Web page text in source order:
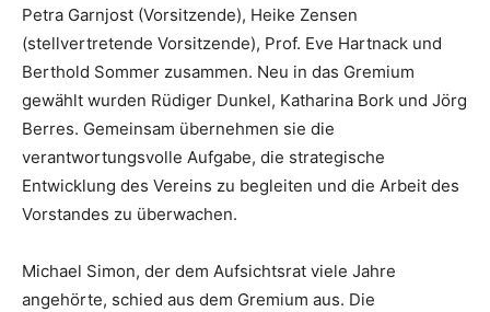
Petra Garnjost (Vorsitzende), Heike Zensen
(stellvertretende Vorsitzende), Prof. Eve Hartnack und
Berthold Sommer zusammen. Neu in das Gremium
gewählt wurden Rüdiger Dunkel, Katharina Bork und Jörg
Berres. Gemeinsam übernehmen sie die
verantwortungsvolle Aufgabe, die strategische
Entwicklung des Vereins zu begleiten und die Arbeit des
Vorstandes zu überwachen.
Michael Simon, der dem Aufsichtsrat viele Jahre
angehörte, schied aus dem Gremium aus. Die